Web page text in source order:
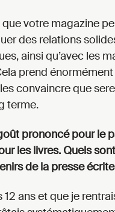
votre magazine
des relations
ainsi qu’avec les
prend
convaincre que
terme.
prononcé pour le
les livres. Quels
de la presse
12 ans et que je